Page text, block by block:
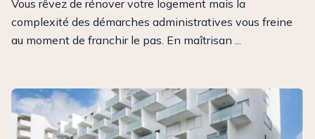
Vous rêvez de rénover votre logement mais la
complexité des démarches administratives vous freine
au moment de franchir le pas. En maîtrisan ...